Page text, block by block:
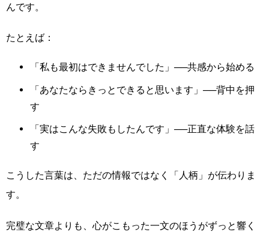
んです。
たとえば：
「私も最初はできませんでした」──共感から始める
「あなたならきっとできると思います」──背中を押
す
「実はこんな失敗もしたんです」──正直な体験を話
す
こうした言葉は、ただの情報ではなく「人柄」が伝わりま
す。
完璧な文章よりも、心がこもった一文のほうがずっと響く